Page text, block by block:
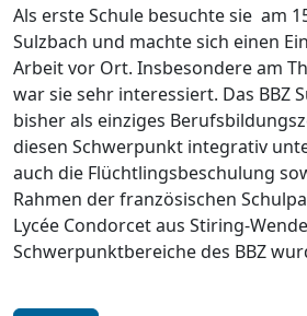
Als erste Schule besuchte sie am
Sulzbach und machte sich einen
Arbeit vor Ort. Insbesondere am
war sie sehr interessiert. Das BBZ
bisher als einziges
diesen Schwerpunkt integrativ
auch die Flüchtlingsbeschulung
Rahmen der französischen
Lycée Condorcet aus Stiring-
Schwerpunktbereiche des BBZ